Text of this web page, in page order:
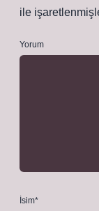
ile
Yorum
İsim*